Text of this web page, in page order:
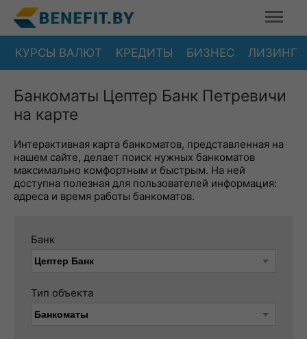
КУРСЫ ВАЛЮТ КРЕДИТЫ БИЗНЕС ЛИЗИНГ
Банкоматы Цептер Банк Петревичи
на карте
Интерактивная карта банкоматов, представленная на
нашем сайте, делает поиск нужных банкоматов
максимально комфортным и быстрым. На ней
доступна полезная для пользователей информация:
адреса и время работы банкоматов.
Банк
Тип объекта